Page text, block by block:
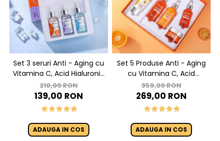
Set 3 seruri Anti - Aging cu
Vitamina C, Acid Hialuronic
si Retinol - Dr. Rashel Facial
Serum pack
210,00 RON
139,00 RON
ADAUGA IN COS
Set 5 Produse Anti - Aging
cu Vitamina C, Acid
Hialuronic si Niacinamide
pentru Luminozitate - Dr.
Rashel Skin Care
359,00 RON
269,00 RON
ADAUGA IN COS